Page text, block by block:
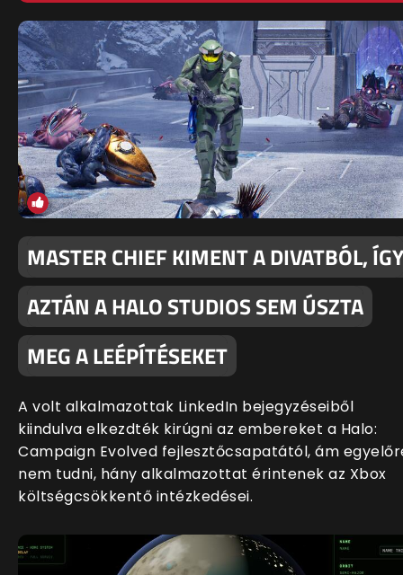
MASTER CHIEF KIMENT A DIVATBÓL, ÍGY
AZTÁN A HALO STUDIOS SEM ÚSZTA
MEG A LEÉPÍTÉSEKET
A volt alkalmazottak LinkedIn bejegyzéseiből
kiindulva elkezdték kirúgni az embereket a Halo:
Campaign Evolved fejlesztőcsapatától, ám
nem tudni, hány alkalmazottat érintenek az Xbox
költségcsökkentő intézkedései.